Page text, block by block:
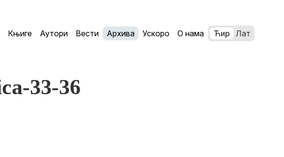
Књиге Аутори Вести Архива Ускоро О нама Ћир Лат
33-36